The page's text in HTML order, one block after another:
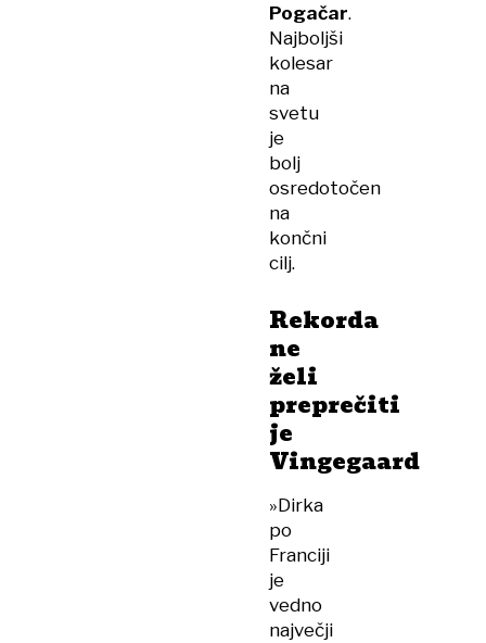
Pogačar.
Najboljši
kolesar
na
svetu
je
bolj
osredotočen
na
končni
cilj.
Rekorda
ne
želi
preprečiti
je
Vingegaard
»Dirka
po
Franciji
je
vedno
največji